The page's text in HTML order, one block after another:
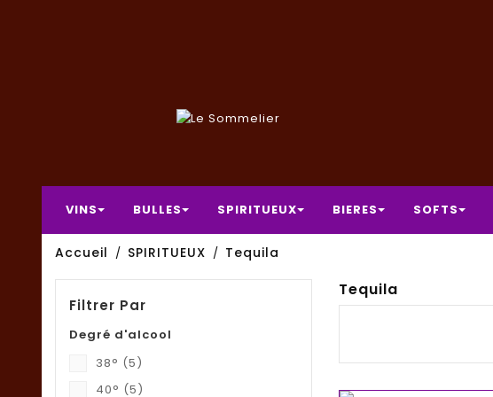
VINS BULLES SPIRITUEUX BIERES SOFTS
Accueil SPIRITUEUX Tequila
Filtrer Par
Degré d'alcool
38° (5)
40° (5)
Tequila